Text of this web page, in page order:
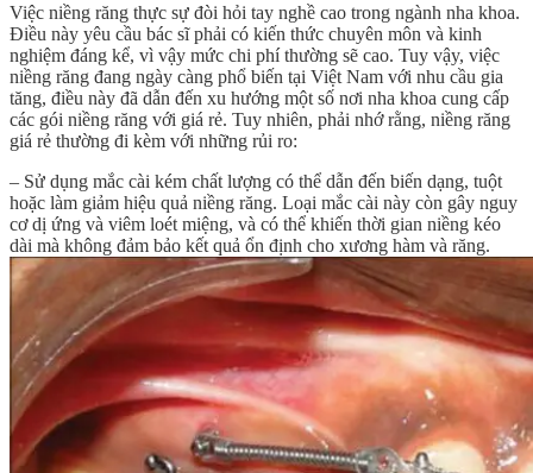
Việc niềng răng thực sự đòi hỏi tay nghề cao trong ngành nha khoa.
Điều này yêu cầu bác sĩ phải có kiến thức chuyên môn và kinh
nghiệm đáng kể, vì vậy mức chi phí thường sẽ cao. Tuy vậy, việc
niềng răng đang ngày càng phổ biến tại Việt Nam với nhu cầu gia
tăng, điều này đã dẫn đến xu hướng một số nơi nha khoa cung cấp
các gói niềng răng với giá rẻ. Tuy nhiên, phải nhớ rằng, niềng răng
giá rẻ thường đi kèm với những rủi ro:
– Sử dụng mắc cài kém chất lượng có thể dẫn đến biến dạng, tuột
hoặc làm giảm hiệu quả niềng răng. Loại mắc cài này còn gây nguy
cơ dị ứng và viêm loét miệng, và có thể khiến thời gian niềng kéo
dài mà không đảm bảo kết quả ổn định cho xương hàm và răng.